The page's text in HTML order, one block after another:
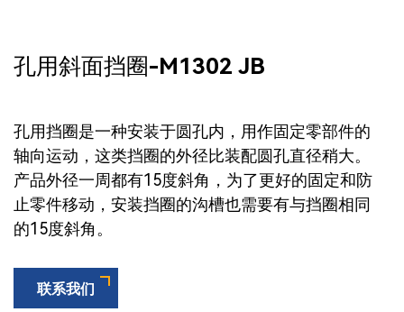
孔用斜面挡圈-M1302 JB
孔用挡圈是一种安装于圆孔内，用作固定零部件的
轴向运动，这类挡圈的外径比装配圆孔直径稍大。
产品外径一周都有15度斜角，为了更好的固定和防
止零件移动，安装挡圈的沟槽也需要有与挡圈相同
的15度斜角。
联系我们